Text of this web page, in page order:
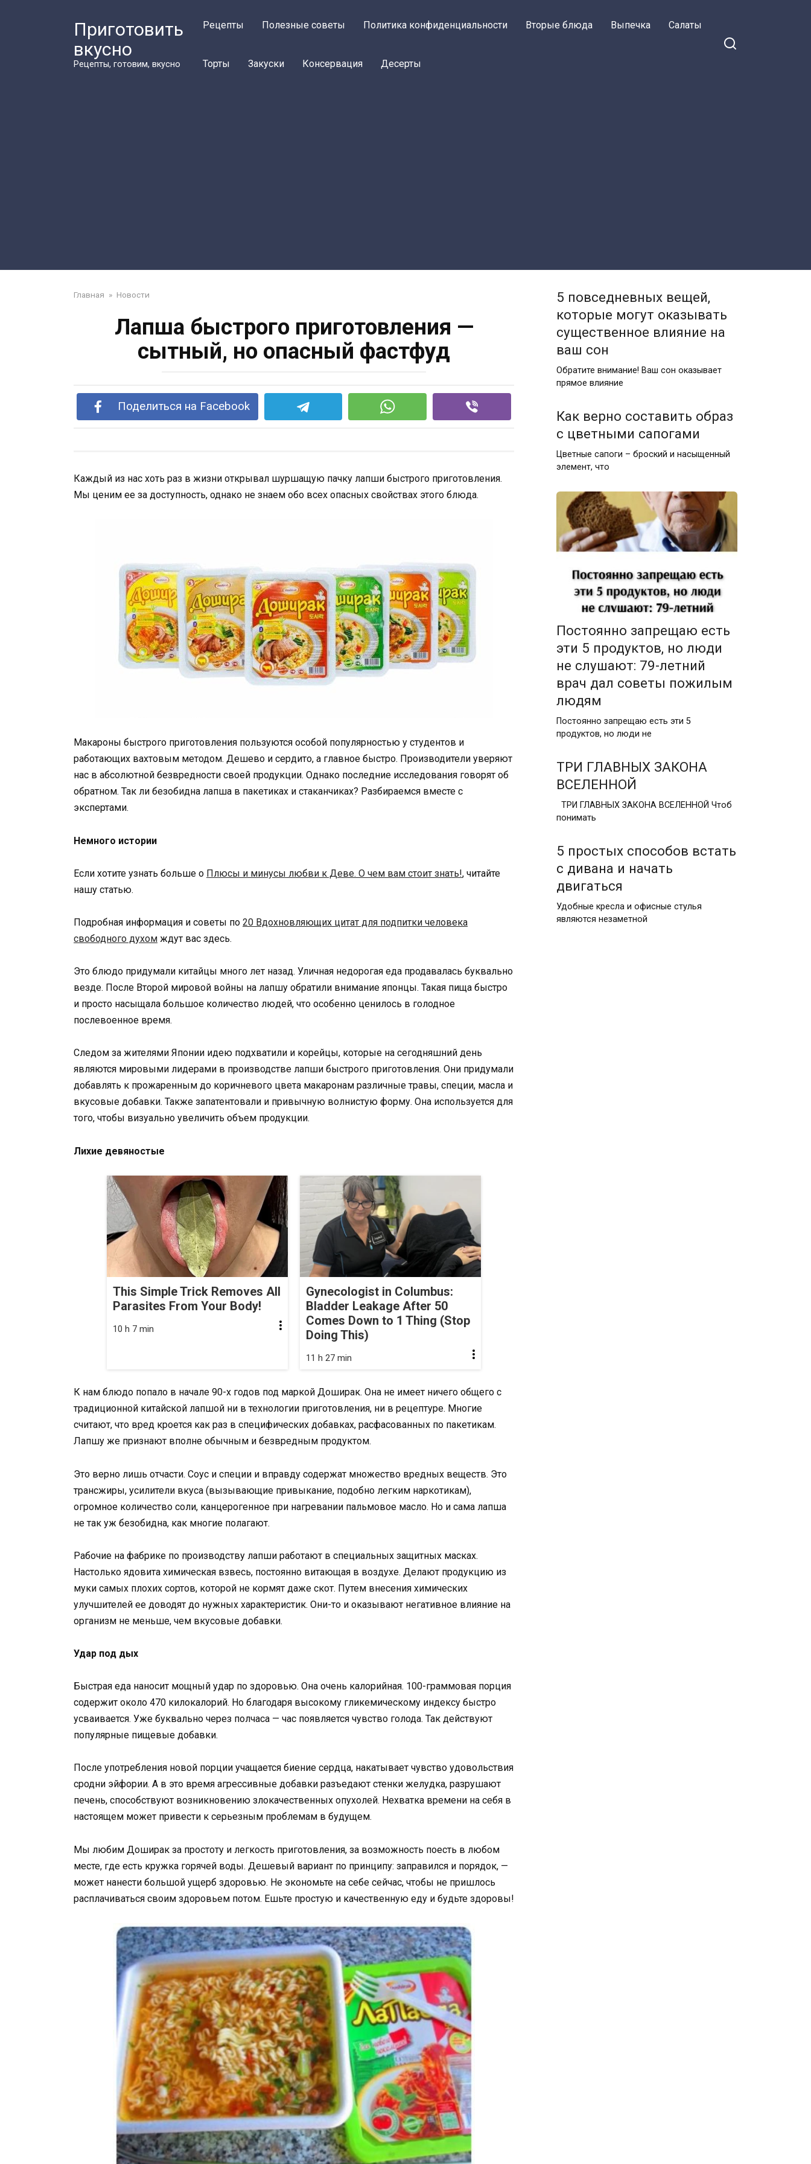
Приготовить
вкусно
Рецепты, готовим, вкусно
Рецепты Полезные советы Политика конфиденциальности Вторые блюда Выпечка Салаты
Торты Закуски Консервация Десерты
Главная » Новости
Лапша быстрого приготовления —
сытный, но опасный фастфуд
Поделиться на Facebook
Каждый из нас хоть раз в жизни открывал шуршащую пачку лапши быстрого приготовления.
Мы ценим ее за доступность, однако не знаем обо всех опасных свойствах этого блюда.
Макароны быстрого приготовления пользуются особой популярностью у студентов и
работающих вахтовым методом. Дешево и сердито, а главное быстро. Производители уверяют
нас в абсолютной безвредности своей продукции. Однако последние исследования говорят об
обратном. Так ли безобидна лапша в пакетиках и стаканчиках? Разбираемся вместе с
экспертами.
Немного истории
Если хотите узнать больше о Плюсы и минусы любви к Деве. О чем вам стоит знать!, читайте
нашу статью.
Подробная информация и советы по 20 Вдохновляющих цитат для подпитки человека
свободного духом ждут вас здесь.
Это блюдо придумали китайцы много лет назад. Уличная недорогая еда продавалась буквально
везде. После Второй мировой войны на лапшу обратили внимание японцы. Такая пища быстро
и просто насыщала большое количество людей, что особенно ценилось в голодное
послевоенное время.
Следом за жителями Японии идею подхватили и корейцы, которые на сегодняшний день
являются мировыми лидерами в производстве лапши быстрого приготовления. Они придумали
добавлять к прожаренным до коричневого цвета макаронам различные травы, специи, масла и
вкусовые добавки. Также запатентовали и привычную волнистую форму. Она используется для
того, чтобы визуально увеличить объем продукции.
Лихие девяностые
This Simple Trick Removes All
Parasites From Your Body!
10 h 7 min
Gynecologist in Columbus:
Bladder Leakage After 50
Comes Down to 1 Thing (Stop
Doing This)
11 h 27 min
К нам блюдо попало в начале 90-х годов под маркой Доширак. Она не имеет ничего общего с
традиционной китайской лапшой ни в технологии приготовления, ни в рецептуре. Многие
считают, что вред кроется как раз в специфических добавках, расфасованных по пакетикам.
Лапшу же признают вполне обычным и безвредным продуктом.
Это верно лишь отчасти. Соус и специи и вправду содержат множество вредных веществ. Это
трансжиры, усилители вкуса (вызывающие привыкание, подобно легким наркотикам),
огромное количество соли, канцерогенное при нагревании пальмовое масло. Но и сама лапша
не так уж безобидна, как многие полагают.
Рабочие на фабрике по производству лапши работают в специальных защитных масках.
Настолько ядовита химическая взвесь, постоянно витающая в воздухе. Делают продукцию из
муки самых плохих сортов, которой не кормят даже скот. Путем внесения химических
улучшителей ее доводят до нужных характеристик. Они-то и оказывают негативное влияние на
организм не меньше, чем вкусовые добавки.
Удар под дых
Быстрая еда наносит мощный удар по здоровью. Она очень калорийная. 100-граммовая порция
содержит около 470 килокалорий. Но благодаря высокому гликемическому индексу быстро
усваивается. Уже буквально через полчаса — час появляется чувство голода. Так действуют
популярные пищевые добавки.
После употребления новой порции учащается биение сердца, накатывает чувство удовольствия
сродни эйфории. А в это время агрессивные добавки разъедают стенки желудка, разрушают
печень, способствуют возникновению злокачественных опухолей. Нехватка времени на себя в
настоящем может привести к серьезным проблемам в будущем.
Мы любим Доширак за простоту и легкость приготовления, за возможность поесть в любом
месте, где есть кружка горячей воды. Дешевый вариант по принципу: заправился и порядок, —
может нанести большой ущерб здоровью. Не экономьте на себе сейчас, чтобы не пришлось
расплачиваться своим здоровьем потом. Ешьте простую и качественную еду и будьте здоровы!
5 повседневных вещей,
которые могут оказывать
существенное влияние на
ваш сон
Обратите внимание! Ваш сон оказывает
прямое влияние
Как верно составить образ
с цветными сапогами
Цветные сапоги – броский и насыщенный
элемент, что
Постоянно запрещаю есть
эти 5 продуктов, но люди
не слушают: 79-летний
врач дал советы пожилым
людям
Постоянно запрещаю есть эти 5
продуктов, но люди не
ТРИ ГЛАВНЫХ ЗАКОНА
ВСЕЛЕННОЙ
ТРИ ГЛАВНЫХ ЗАКОНА ВСЕЛЕННОЙ Чтоб
понимать
5 простых способов встать
с дивана и начать
двигаться
Удобные кресла и офисные стулья
являются незаметной